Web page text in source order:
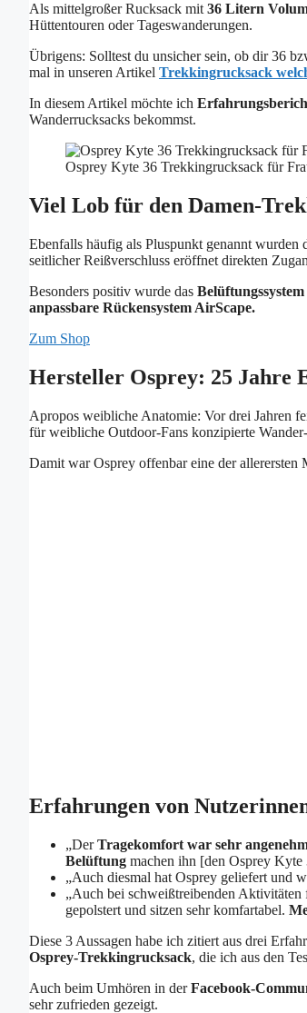
Als mittelgroßer Rucksack mit36 Litern
Hüttentouren oder Tageswanderungen.
Übrigens: Solltest du unsicher sein, ob dir 36
mal in unseren Artikel Trekkingrucksack
In diesem Artikel möchte ich
Wanderrucksacks bekommst.
Osprey Kyte 36 Trekkingrucksack für
Viel Lob für den Damen-
Ebenfalls häufig als Pluspunkt genannt wurden
seitlicher Reißverschluss eröffnet direkten
Besonders positiv wurde das Belüftungssystem
anpassbare Rückensystem AirScape.
Zum Shop
Hersteller Osprey: 25 Jahre
Apropos weibliche Anatomie: Vor drei Jahren
für weibliche Outdoor-Fans konzipierte
Damit war Osprey offenbar eine der
Erfahrungen von
„DerTragekomfort war sehr
Belüftung machen ihn [den Osprey Kyte
„Auch diesmal hat Osprey geliefert und
„Auch bei schweißtreibenden
gepolstert und sitzen sehr komfartabel.
Diese 3 Aussagen habe ich zitiert aus drei
Osprey-Trekkingrucksack, die ich aus den
Auch beim Umhören in derFacebook-
sehr zufrieden gezeigt.